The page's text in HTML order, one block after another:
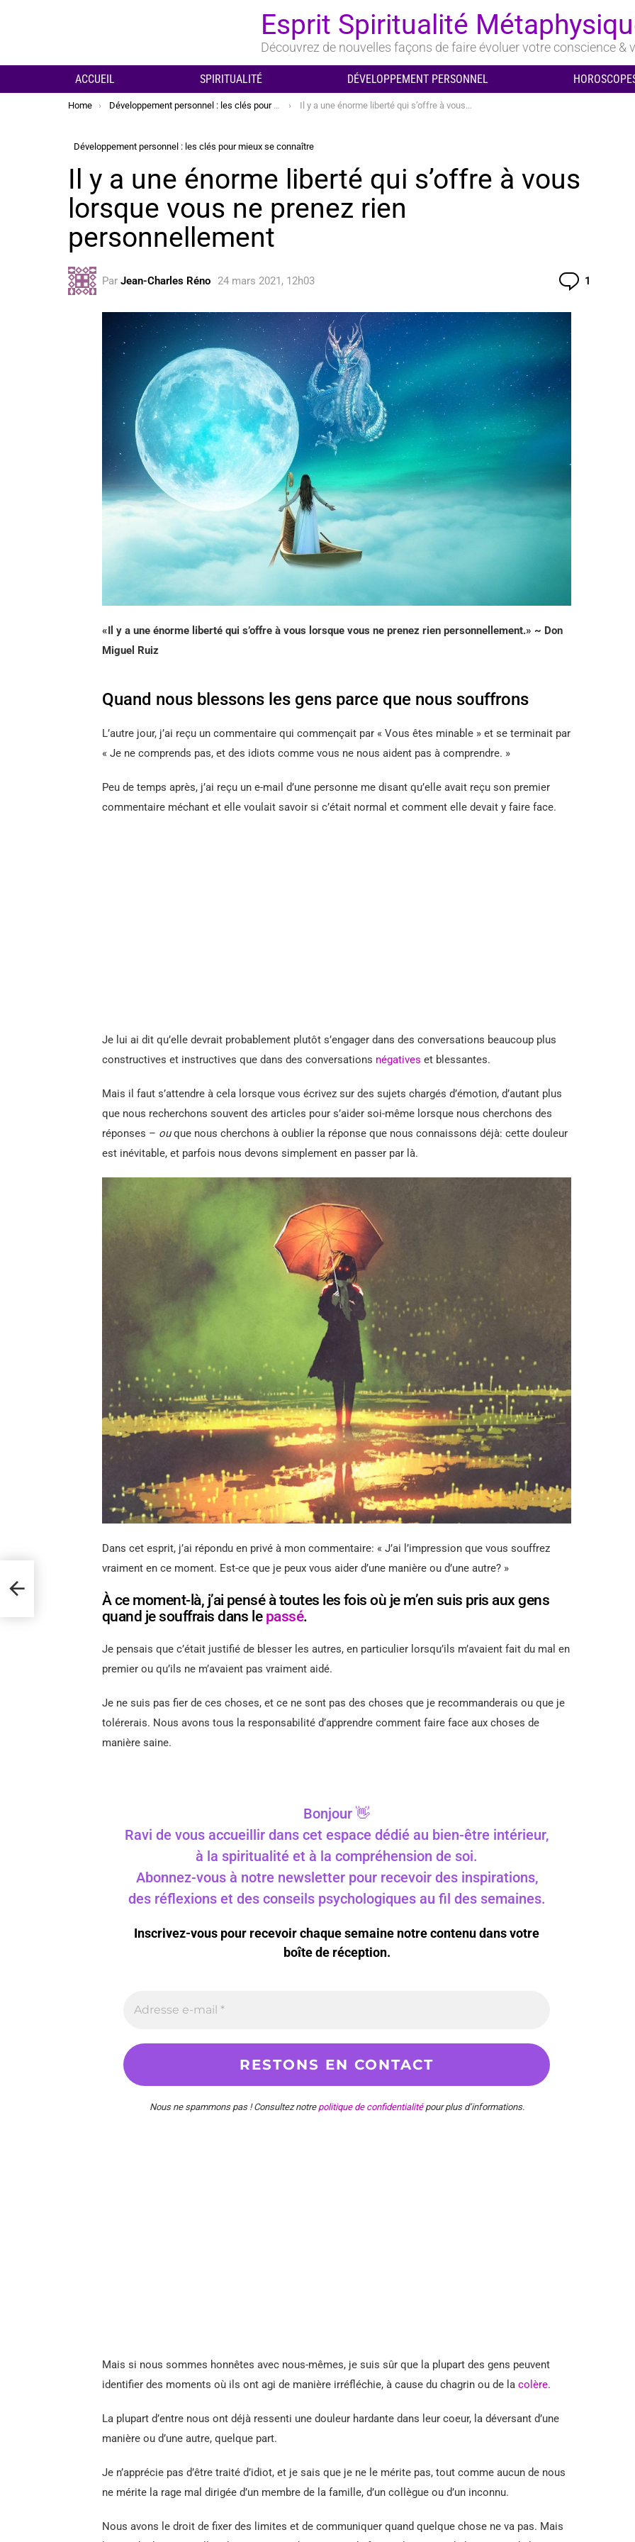
Esprit Spiritualité
Découvrez de nouvelles façons de faire évoluer votre conscience &
ACCUEIL SPIRITUALITÉ DÉVELOPPEMENT PERSONNEL
You are here:
Home Développement personnel : les clés pour mieux se connaître Il y a une énorme liberté qui s’offre à vous lorsque vous ne prenez rien personnellement
Développement personnel : les clés pour mieux se connaître
Il y a une énorme liberté qui s’offre à vous
lorsque vous ne prenez rien
personnellement
Par Jean-Charles Réno 24 mars 2021, 12h03 1
«Il y a une énorme liberté qui s’offre à vous lorsque vous ne prenez rien personnellement.» ~ Don
Miguel Ruiz
Quand nous blessons les gens parce que nous souffrons
L’autre jour, j’ai reçu un commentaire qui commençait par « Vous êtes minable » et se terminait par
« Je ne comprends pas, et des idiots comme vous ne nous aident pas à comprendre. »
Peu de temps après, j’ai reçu un e-mail d’une personne me disant qu’elle avait reçu son premier
commentaire méchant et elle voulait savoir si c’était normal et comment elle devait y faire face.
Je lui ai dit qu’elle devrait probablement plutôt s’engager dans des conversations beaucoup plus
constructives et instructives que dans des conversations négatives et blessantes.
Mais il faut s’attendre à cela lorsque vous écrivez sur des sujets chargés d’émotion, d’autant plus
que nous recherchons souvent des articles pour s’aider soi-même lorsque nous cherchons des
réponses – ouque nous cherchons à oublier la réponse que nous connaissons déjà: cette douleur
est inévitable, et parfois nous devons simplement en passer par là.
Dans cet esprit, j’ai répondu en privé à mon commentaire: « J’ai l’impression que vous souffrez
vraiment en ce moment. Est-ce que je peux vous aider d’une manière ou d’une autre? »
À ce moment-là, j’ai pensé à toutes les fois où je m’en suis pris aux gens
quand je souffrais dans le passé.
Je pensais que c’était justifié de blesser les autres, en particulier lorsqu’ils m’avaient fait du mal en
premier ou qu’ils ne m’avaient pas vraiment aidé.
Je ne suis pas fier de ces choses, et ce ne sont pas des choses que je recommanderais ou que je
tolérerais. Nous avons tous la responsabilité d’apprendre comment faire face aux choses de
manière saine.
Bonjour 👋
Ravi de vous accueillir dans cet espace dédié au bien-être intérieur,
à la spiritualité et à la compréhension de soi.
Abonnez-vous à notre newsletter pour recevoir des inspirations,
des réflexions et des conseils psychologiques au fil des semaines.
Inscrivez-vous pour recevoir chaque semaine notre contenu dans votre
boîte de réception.
Nous ne spammons pas ! Consultez notre politique de confidentialitépour plus d’informations.
Mais si nous sommes honnêtes avec nous-mêmes, je suis sûr que la plupart des gens peuvent
identifier des moments où ils ont agi de manière irréfléchie, à cause du chagrin ou de la colère.
La plupart d’entre nous ont déjà ressenti une douleur hardante dans leur coeur, la déversant d’une
manière ou d’une autre, quelque part.
Je n’apprécie pas d’être traité d’idiot, et je sais que je ne le mérite pas, tout comme aucun de nous
ne mérite la rage mal dirigée d’un membre de la famille, d’un collègue ou d’un inconnu.
Nous avons le droit de fixer des limites et de communiquer quand quelque chose ne va pas. Mais